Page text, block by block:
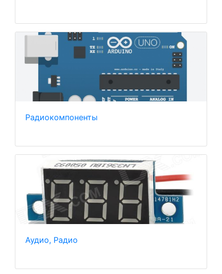
Радиокомпоненты
Аудио, Радио